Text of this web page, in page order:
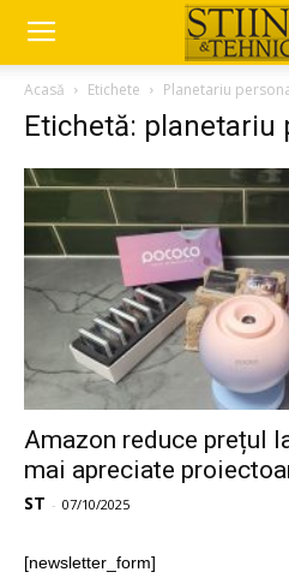
Acasă Etichete Planetariu
Etichetă: planetariu
Amazon reduce prețul
mai apreciate
ST - 07/10/2025
[newsletter_form]